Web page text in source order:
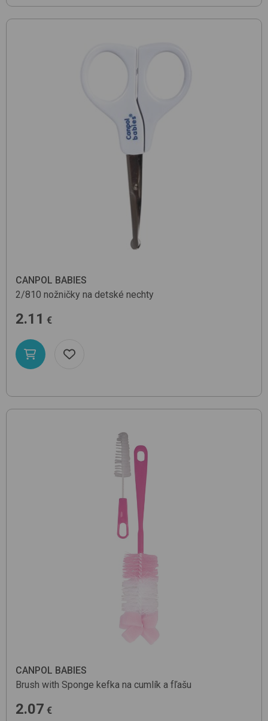
CANPOL BABIES
2/810 nožničky na detské nechty
2.11 €
CANPOL BABIES
Brush with Sponge kefka na cumlík a fľašu
2.07 €